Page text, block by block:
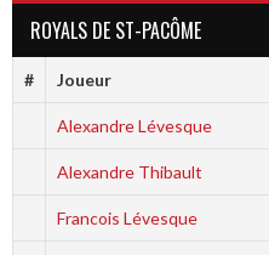
ROYALS DE ST-PACÔME
# Joueur
Alexandre Lévesque
Alexandre Thibault
Francois Lévesque